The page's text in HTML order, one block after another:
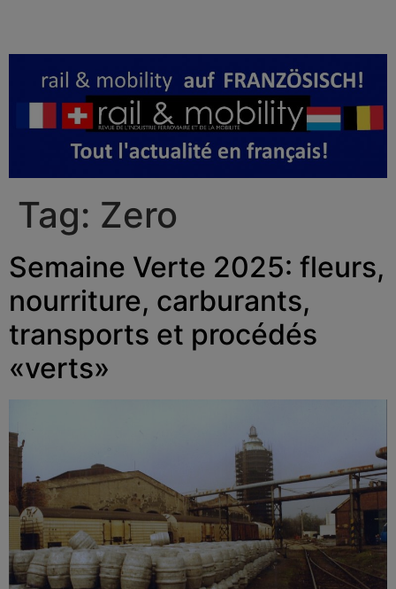
Tag: Zero
Semaine Verte 2025: fleurs,
nourriture, carburants,
transports et procédés
«verts»